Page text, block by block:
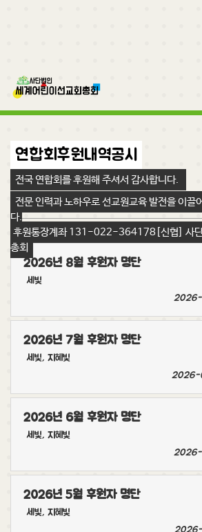
연합회후원내역공시
전국 연합회를 후원해 주셔서 감사합니다.
전문 인력과 노하우로 선교원교육 발전을 이끌
다.
후원통장계좌 131-022-364178[신협] 사단
총회
2026년 8월 후원자 명단
세빛
2026-
2026년 7월 후원자 명단
세빛, 지혜빛
2026-
2026년 6월 후원자 명단
세빛, 지혜빛
2026-
2026년 5월 후원자 명단
세빛, 지혜빛